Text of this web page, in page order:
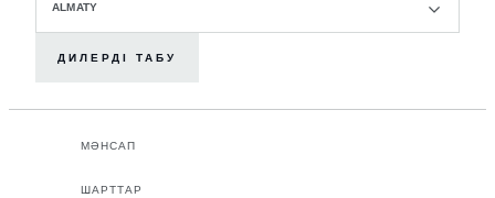
ALMATY
ДИЛЕРДІ ТАБУ
МӘНСАП
ШАРТТАР